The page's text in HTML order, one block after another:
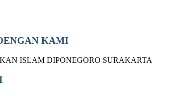
KAMI
ISLAM DIPONEGORO SURAKARTA